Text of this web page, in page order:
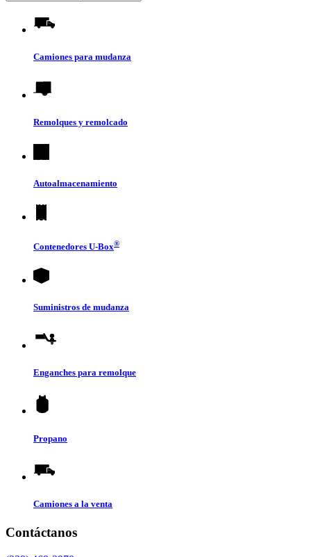
Camiones para mudanza
Remolques y remolcado
Autoalmacenamiento
Contenedores U-Box®
Suministros de mudanza
Enganches para remolque
Propano
Camiones a la venta
Contáctanos